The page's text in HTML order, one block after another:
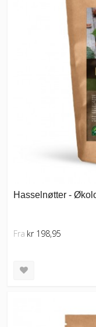
Hasselnøtter -
Fra kr 198,95